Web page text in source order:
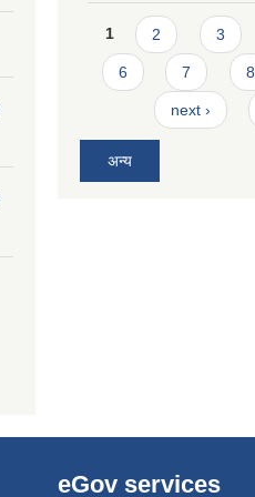
Pages
1 2 3
6 7 8
next ›
अन्य
eGov services